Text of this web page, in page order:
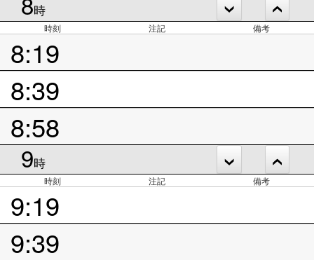
時
時刻 注記 備考
8:19
8:39
8:58
9時
時刻 注記 備考
9:19
9:39